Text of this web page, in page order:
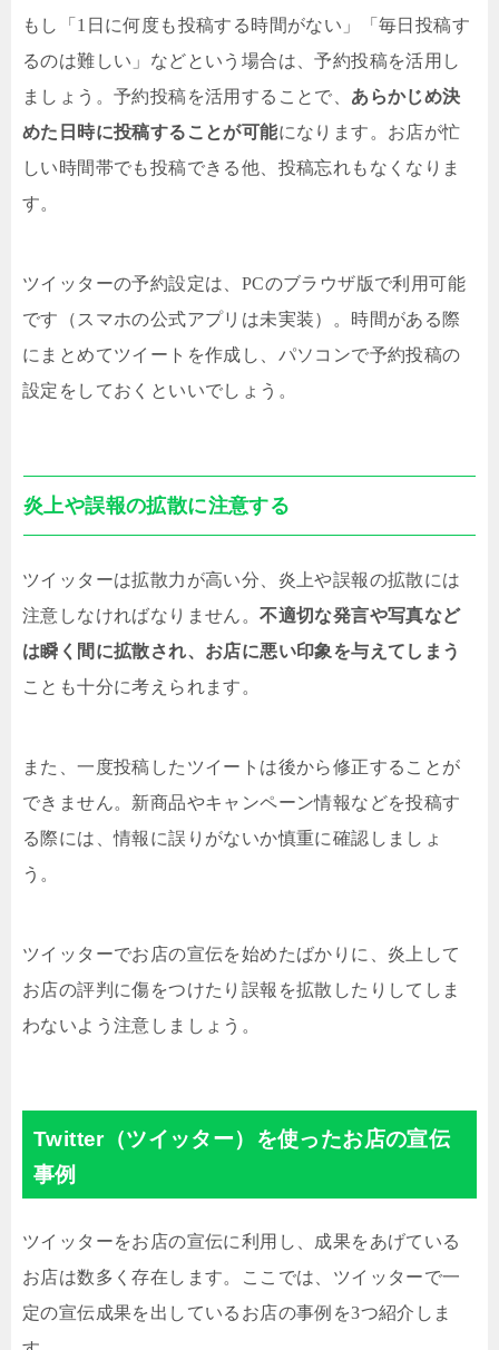
もし「1日に何度も投稿する時間がない」「毎日投稿す
るのは難しい」などという場合は、予約投稿を活用し
ましょう。予約投稿を活用することで、 あらかじめ決
めた日時に投稿することが可能になります。お店が忙
しい時間帯でも投稿できる他、投稿忘れもなくなりま
す。
ツイッターの予約設定は、PCのブラウザ版で利用可能
です（スマホの公式アプリは未実装）。時間がある際
にまとめてツイートを作成し、パソコンで予約投稿の
設定をしておくといいでしょう。
炎上や誤報の拡散に注意する
ツイッターは拡散力が高い分、炎上や誤報の拡散には
注意しなければなりません。不適切な発言や写真など
は瞬く間に拡散され、お店に悪い印象を与えてしまう
ことも十分に考えられます。
また、一度投稿したツイートは後から修正することが
できません。新商品やキャンペーン情報などを投稿す
る際には、情報に誤りがないか慎重に確認しましょ
う。
ツイッターでお店の宣伝を始めたばかりに、炎上して
お店の評判に傷をつけたり誤報を拡散したりしてしま
わないよう注意しましょう。
Twitter（ツイッター）を使ったお店の宣伝
事例
ツイッターをお店の宣伝に利用し、成果をあげている
お店は数多く存在します。ここでは、ツイッターで一
定の宣伝成果を出しているお店の事例を3つ紹介しま